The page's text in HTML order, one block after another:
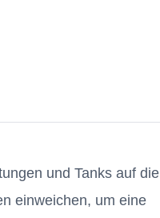
und Tanks auf die
einweichen, um eine